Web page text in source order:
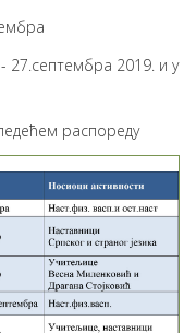
2019. и у
рaспoрeду